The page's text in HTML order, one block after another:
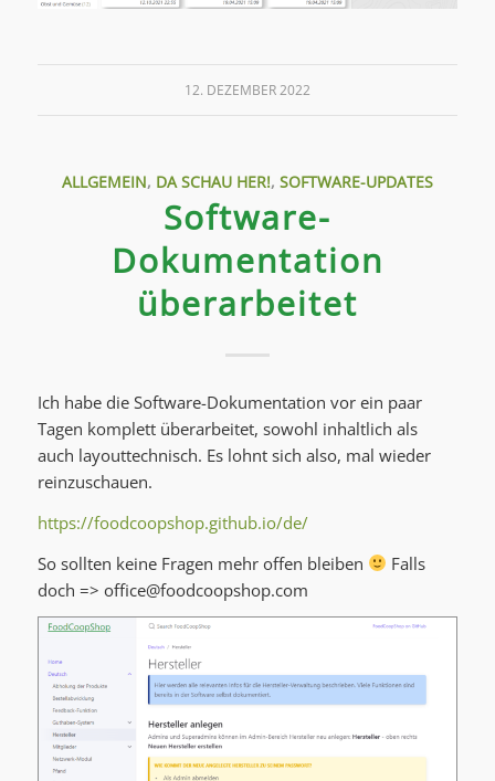
12. DEZEMBER 2022
ALLGEMEIN, DA SCHAU HER!, SOFTWARE-UPDATES
Software-
Dokumentation
überarbeitet
Ich habe die Software-Dokumentation vor ein paar
Tagen komplett überarbeitet, sowohl inhaltlich als
auch layouttechnisch. Es lohnt sich also, mal wieder
reinzuschauen.
https://foodcoopshop.github.io/de/
So sollten keine Fragen mehr offen bleiben
Falls
doch => office@foodcoopshop.com